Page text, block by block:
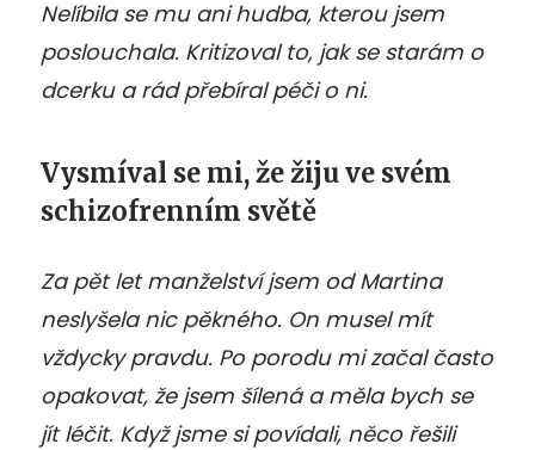
Nelíbila se mu ani hudba, kterou jsem
poslouchala. Kritizoval to, jak se starám o
dcerku a rád přebíral péči o ni.
Vysmíval se mi, že žiju ve svém
schizofrenním světě
Za pět let manželství jsem od Martina
neslyšela nic pěkného. On musel mít
vždycky pravdu. Po porodu mi začal často
opakovat, že jsem šílená a měla bych se
jít léčit. Když jsme si povídali, něco řešili